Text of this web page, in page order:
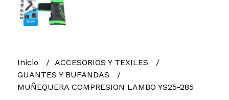
Inicio
ACCESORIOS Y TEXILES
GUANTES Y BUFANDAS
MUÑEQUERA COMPRESION LAMBO YS25-285